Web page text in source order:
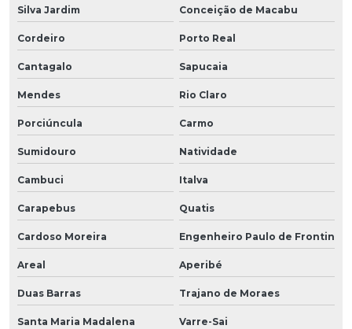
Silva Jardim Conceição de Macabu
Cordeiro Porto Real
Cantagalo Sapucaia
Mendes Rio Claro
Porciúncula Carmo
Sumidouro Natividade
Cambuci Italva
Carapebus Quatis
Cardoso Moreira Engenheiro Paulo de Frontin
Areal Aperibé
Duas Barras Trajano de Moraes
Santa Maria Madalena Varre-Sai